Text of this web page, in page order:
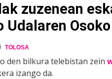
zuzenean
Udalaren
TOLOSA
den bilkura telebistan zein
izango da.